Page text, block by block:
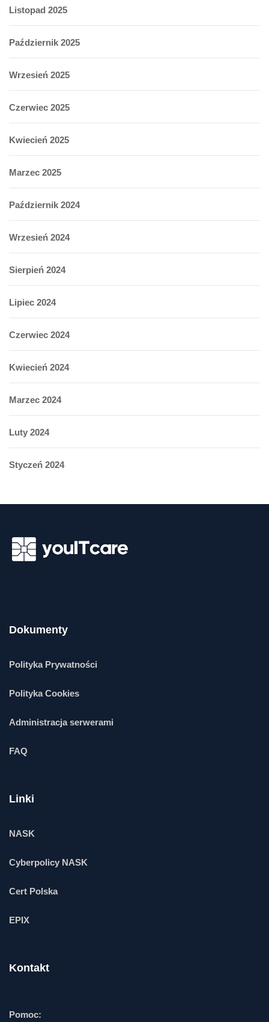
Listopad 2025
Październik 2025
Wrzesień 2025
Czerwiec 2025
Kwiecień 2025
Marzec 2025
Październik 2024
Wrzesień 2024
Sierpień 2024
Lipiec 2024
Czerwiec 2024
Kwiecień 2024
Marzec 2024
Luty 2024
Styczeń 2024
Dokumenty
Polityka Prywatności
Polityka Cookies
Administracja serwerami
FAQ
Linki
NASK
Cyberpolicy NASK
Cert Polska
EPIX
Kontakt
Pomoc: